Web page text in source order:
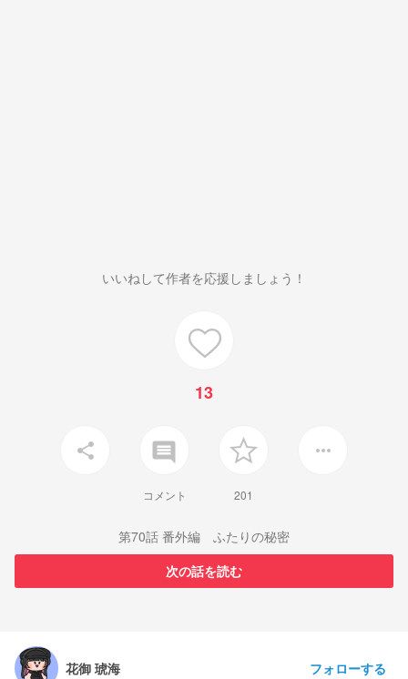
いいねして作者を応援しましょう！
13
share insert_comment
コメント 201
more_horiz
第70話 番外編 ふたりの秘密
次の話を読む
花御 琥海 フォローする